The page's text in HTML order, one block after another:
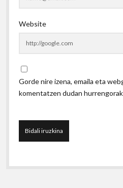
Website
Gorde nire izena, emaila eta
komentatzen dudan